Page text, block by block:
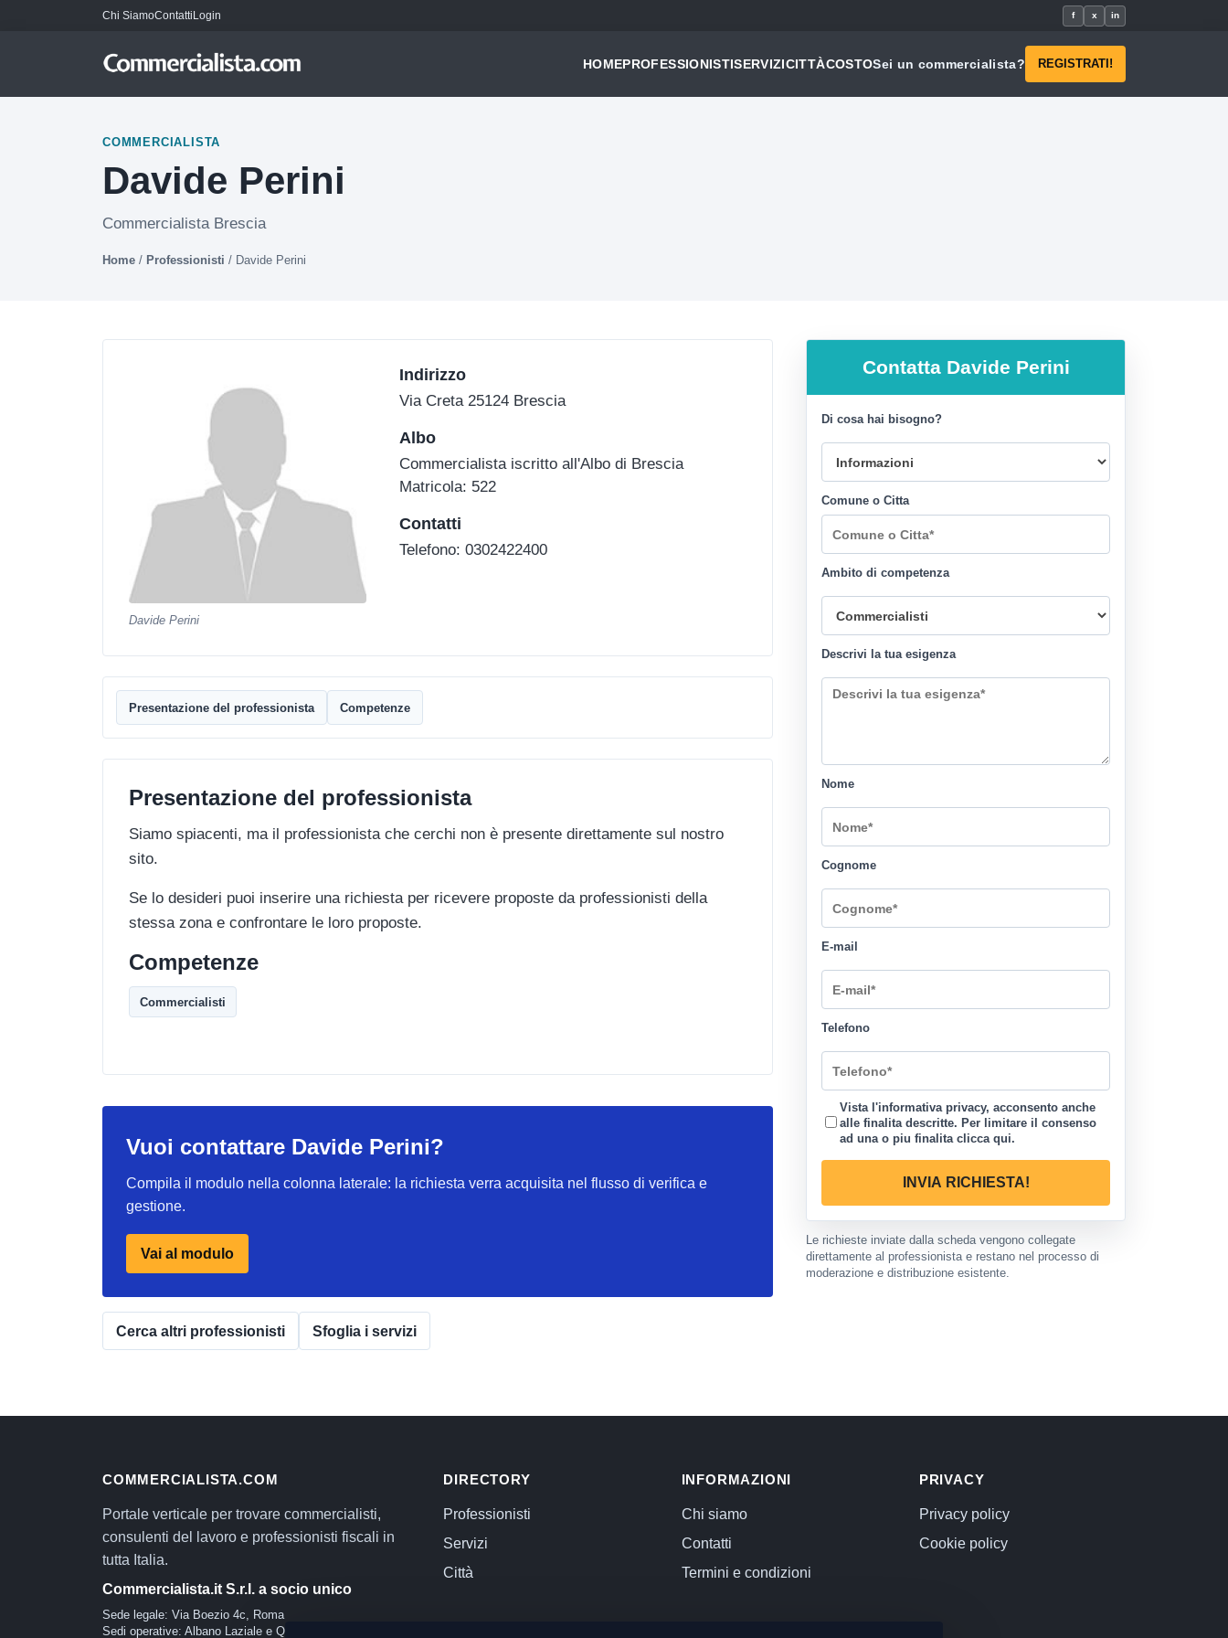
Chi SiamoContattiLogin f x in
HOMEPROFESSIONISTISERVIZICITTÀCOSTOSei un commercialista? REGISTRATI!
COMMERCIALISTA
Davide Perini
Commercialista Brescia
Home / Professionisti / Davide Perini
Davide Perini
Indirizzo
Via Creta 25124 Brescia
Albo
Commercialista iscritto all'Albo di Brescia
Matricola: 522
Contatti
Telefono: 0302422400
Presentazione del professionista Competenze
Presentazione del professionista
Siamo spiacenti, ma il professionista che cerchi non è presente direttamente sul nostro
sito.
Se lo desideri puoi inserire una richiesta per ricevere proposte da professionisti della
stessa zona e confrontare le loro proposte.
Competenze
Commercialisti
Vuoi contattare Davide Perini?
Compila il modulo nella colonna laterale: la richiesta verra acquisita nel flusso di verifica e
gestione.
Vai al modulo
Cerca altri professionisti Sfoglia i servizi
Contatta Davide Perini
Di cosa hai bisogno?
Comune o Citta
Ambito di competenza
Descrivi la tua esigenza
Nome
Cognome
E-mail
Telefono
Vista l'informativa privacy, acconsento anche
alle finalita descritte. Per limitare il consenso
ad una o piu finalita clicca qui.
INVIA RICHIESTA!
Le richieste inviate dalla scheda vengono collegate
direttamente al professionista e restano nel processo di
moderazione e distribuzione esistente.
COMMERCIALISTA.COM
Portale verticale per trovare commercialisti,
consulenti del lavoro e professionisti fiscali in
tutta Italia.
Commercialista.it S.r.l. a socio unico
Sede legale: Via Boezio 4c, Roma
Sedi operative: Albano Laziale e Quartu Sant'Elena
DIRECTORY
Professionisti
Servizi
Città
INFORMAZIONI
Chi siamo
Contatti
Termini e condizioni
PRIVACY
Privacy policy
Cookie policy